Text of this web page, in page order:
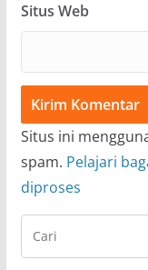
Situs Web
Situs ini
spam. Pelajari
diproses